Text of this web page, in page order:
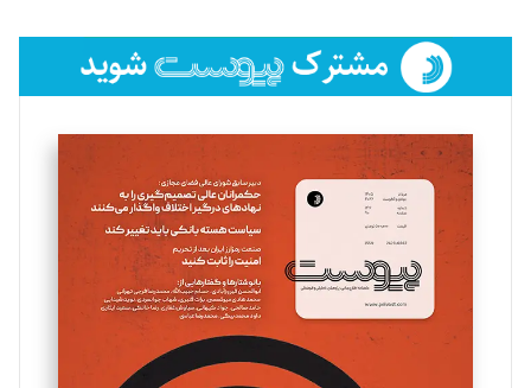
فائزه فتحی رستمی
تحریریه
سروش کرمیان
تحریریه
مینا پاکدل